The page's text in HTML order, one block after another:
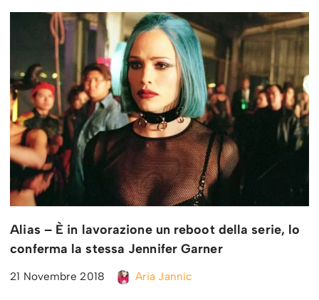
Alias – È in lavorazione un reboot della serie, lo
conferma la stessa Jennifer Garner
21 Novembre 2018 Aria Jannic